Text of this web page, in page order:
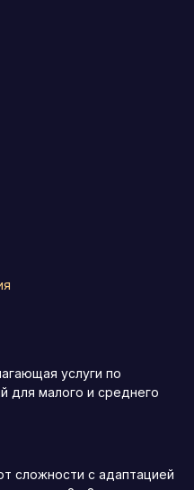
услуги по
для малого и среднего
сложности с адаптацией